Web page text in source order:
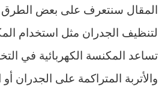
المقال سنتعرف على بعض الطرق
لتنظيف الجدران مثل استخدام
تساعد المكنسة الكهربائية في
والأتربة المتراكمة على الجدران